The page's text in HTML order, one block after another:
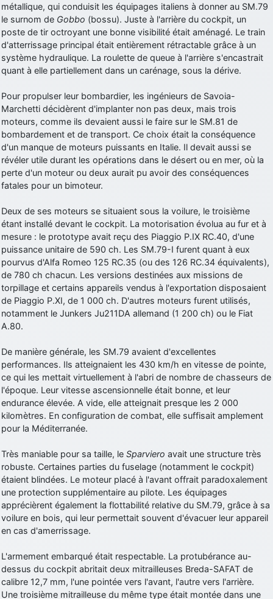
métallique, qui conduisit les équipages italiens à donner au SM.79
le surnom de Gobbo (bossu). Juste à l'arrière du cockpit, un
poste de tir octroyant une bonne visibilité était aménagé. Le train
d'atterrissage principal était entièrement rétractable grâce à un
système hydraulique. La roulette de queue à l'arrière s'encastrait
quant à elle partiellement dans un carénage, sous la dérive.
Pour propulser leur bombardier, les ingénieurs de Savoia-
Marchetti décidèrent d'implanter non pas deux, mais trois
moteurs, comme ils devaient aussi le faire sur le SM.81 de
bombardement et de transport. Ce choix était la conséquence
d'un manque de moteurs puissants en Italie. Il devait aussi se
révéler utile durant les opérations dans le désert ou en mer, où la
perte d'un moteur ou deux aurait pu avoir des conséquences
fatales pour un bimoteur.
Deux de ses moteurs se situaient sous la voilure, le troisième
étant installé devant le cockpit. La motorisation évolua au fur et à
mesure : le prototype avait reçu des Piaggio P.IX RC.40, d'une
puissance unitaire de 590 ch. Les SM.79-I furent quant à eux
pourvus d'Alfa Romeo 125 RC.35 (ou des 126 RC.34 équivalents),
de 780 ch chacun. Les versions destinées aux missions de
torpillage et certains appareils vendus à l'exportation disposaient
de Piaggio P.XI, de 1 000 ch. D'autres moteurs furent utilisés,
notamment le Junkers Ju211DA allemand (1 200 ch) ou le Fiat
A.80.
De manière générale, les SM.79 avaient d'excellentes
performances. Ils atteignaient les 430 km/h en vitesse de pointe,
ce qui les mettait virtuellement à l'abri de nombre de chasseurs de
l'époque. Leur vitesse ascensionnelle était bonne, et leur
endurance élevée. A vide, elle atteignait presque les 2 000
kilomètres. En configuration de combat, elle suffisait amplement
pour la Méditerranée.
Très maniable pour sa taille, le Sparviero avait une structure très
robuste. Certaines parties du fuselage (notamment le cockpit)
étaient blindées. Le moteur placé à l'avant offrait paradoxalement
une protection supplémentaire au pilote. Les équipages
apprécièrent également la flottabilité relative du SM.79, grâce à sa
voilure en bois, qui leur permettait souvent d'évacuer leur appareil
en cas d'amerrissage.
L'armement embarqué était respectable. La protubérance au-
dessus du cockpit abritait deux mitrailleuses Breda-SAFAT de
calibre 12,7 mm, l'une pointée vers l'avant, l'autre vers l'arrière.
Une troisième mitrailleuse du même type était montée dans une